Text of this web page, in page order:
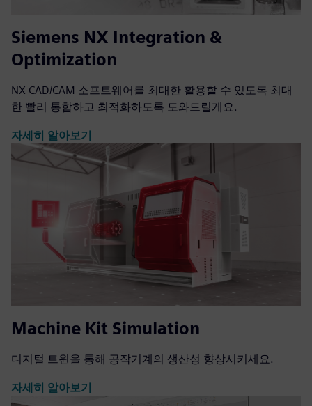
Siemens NX Integration &
Optimization
NX CAD/CAM 소프트웨어를 최대한 활용할 수 있도록 최대
한 빨리 통합하고 최적화하도록 도와드릴게요.
자세히 알아보기
Machine Kit Simulation
디지털 트윈을 통해 공작기계의 생산성 향상시키세요.
자세히 알아보기